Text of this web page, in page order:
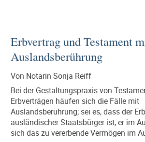
Erbvertrag und Testament
Auslandsberührung
Von Notarin Sonja Reiff
Bei der Gestaltungspraxis von
Erbverträgen häufen sich die Fälle mit
Auslandsberührung; sei es, dass der
ausländischer Staatsbürger ist, er im
sich das zu vererbende Vermögen im